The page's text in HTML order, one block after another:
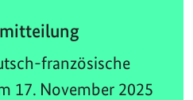
französische
17. November 2025